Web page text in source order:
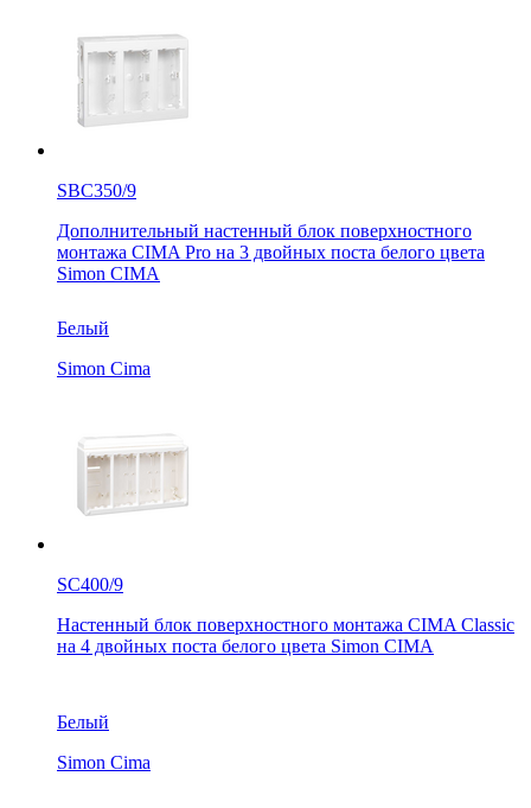
SBC350/9
Дополнительный настенный блок поверхностного
монтажа CIMA Pro на 3 двойных поста белого цвета
Simon CIMA
Белый
Simon Cima
SC400/9
Настенный блок поверхностного монтажа CIMA Classic
на 4 двойных поста белого цвета Simon CIMA
Белый
Simon Cima